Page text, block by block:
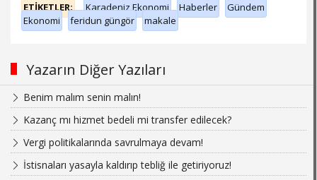
ETİKETLER; Karadeniz Ekonomi Haberler
Gündem
Ekonomi
feridun güngör makale
Yazarın Diğer Yazıları
Benim malım senin malın!
Kazanç mı hizmet bedeli mi transfer edilecek?
Vergi politikalarında savrulmaya devam!
İstisnaları yasayla kaldırıp tebliğ ile getiriyoruz!